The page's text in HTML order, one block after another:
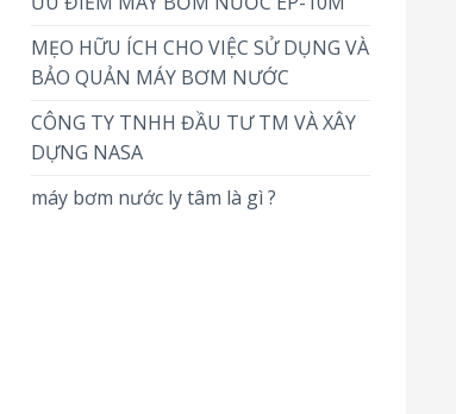
MẸO HỮU ÍCH CHO VIỆC SỬ DỤNG VÀ
BẢO QUẢN MÁY BƠM NƯỚC
CÔNG TY TNHH ĐẦU TƯ TM VÀ XÂY
DỰNG NASA
máy bơm nước ly tâm là gì ?